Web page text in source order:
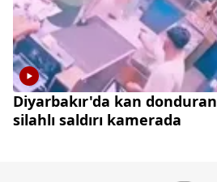
Diyarbakır'da kan donduran
silahlı saldırı kamerada